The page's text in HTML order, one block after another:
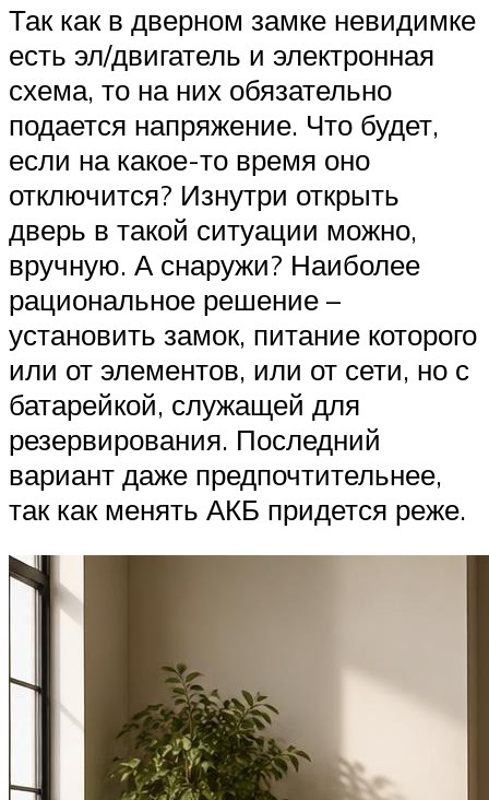
Так как в дверном замке невидимке
есть эл/двигатель и электронная
схема, то на них обязательно
подается напряжение. Что будет,
если на какое-то время оно
отключится? Изнутри открыть
дверь в такой ситуации можно,
вручную. А снаружи? Наиболее
рациональное решение –
установить замок, питание которого
или от элементов, или от сети, но с
батарейкой, служащей для
резервирования. Последний
вариант даже предпочтительнее,
так как менять АКБ придется реже.